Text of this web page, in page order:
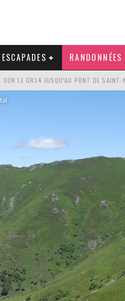
ESCAPADES RANDONNÉES
SUR LE GR34 JUSQU’AU PONT DE SAINT-
BAULE
LA CÔTE SAUVAGE DU CROISIC